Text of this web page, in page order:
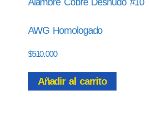
AWG Homologado
$510.000
Añadir al carrito